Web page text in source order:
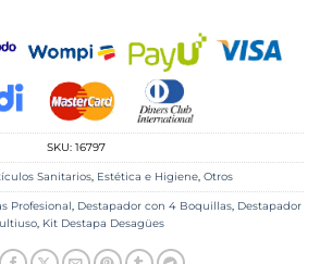
SKU: 16797
Sanitarios, Estética e Higiene, Otros
Profesional, Destapador con 4 Boquillas, Destapador
, Kit Destapa Desagües